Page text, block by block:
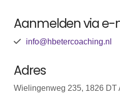
Aanmelden via e-
info@hbetercoaching.nl
Adres
Wielingenweg 235, 1826 DT